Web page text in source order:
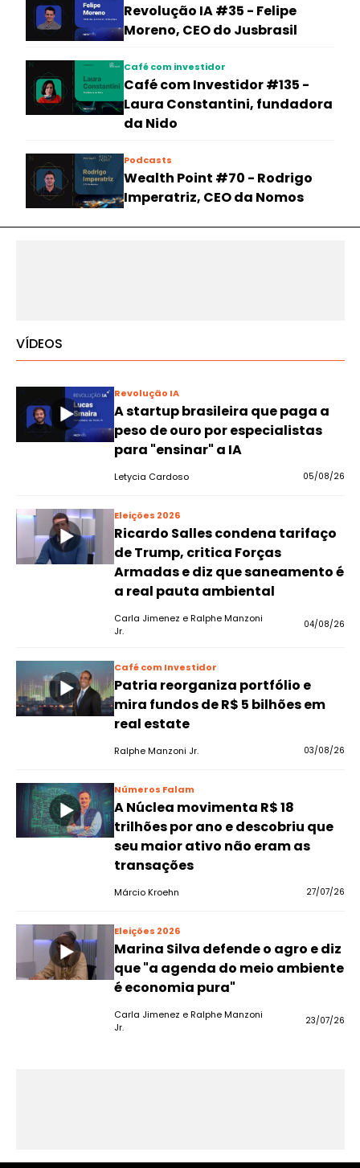
Revolução IA #35 - Felipe
Moreno, CEO do Jusbrasil
Café com investidor
Café com Investidor #135 -
Laura Constantini, fundadora
da Nido
Podcasts
Wealth Point #70 - Rodrigo
Imperatriz, CEO da Nomos
VÍDEOS
Revolução IA
A startup brasileira que paga a
peso de ouro por especialistas
para "ensinar" a IA
Letycia Cardoso 05/08/26
Eleições 2026
Ricardo Salles condena tarifaço
de Trump, critica Forças
Armadas e diz que saneamento é
a real pauta ambiental
Carla Jimenez e Ralphe Manzoni
Jr.
04/08/26
Café com Investidor
Patria reorganiza portfólio e
mira fundos de R$ 5 bilhões em
real estate
Ralphe Manzoni Jr. 03/08/26
Números Falam
A Núclea movimenta R$ 18
trilhões por ano e descobriu que
seu maior ativo não eram as
transações
Márcio Kroehn 27/07/26
Eleições 2026
Marina Silva defende o agro e diz
que "a agenda do meio ambiente
é economia pura"
Carla Jimenez e Ralphe Manzoni
Jr.
23/07/26